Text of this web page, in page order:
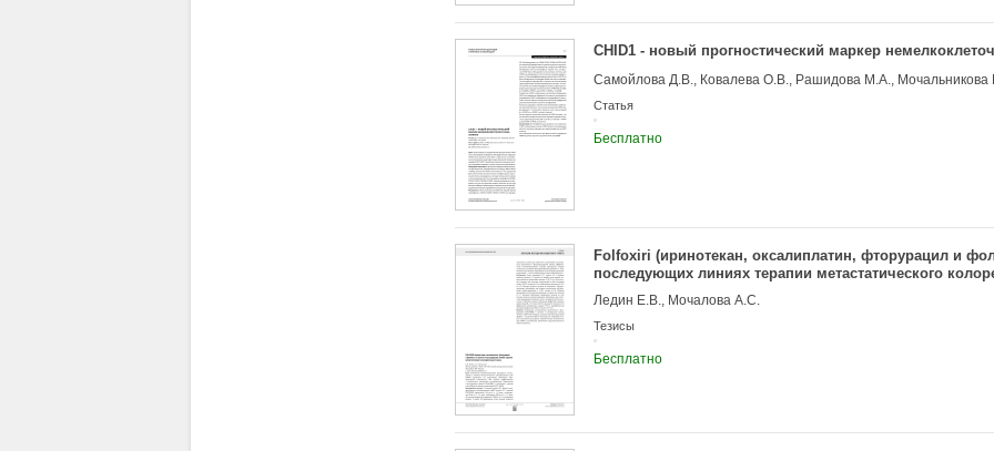
опухолевой ткани.
CHID1 - новый прогностический маркер
Самойлова Д.В., Ковалева О.В., Рашидова М.А., Мочальникова
Статья
Бесплатно
Folfoxiri (иринотекан, оксалиплатин, фторурацил и
последующих линиях терапии метастатического
Ледин Е.В., Мочалова А.С.
Тезисы
Бесплатно